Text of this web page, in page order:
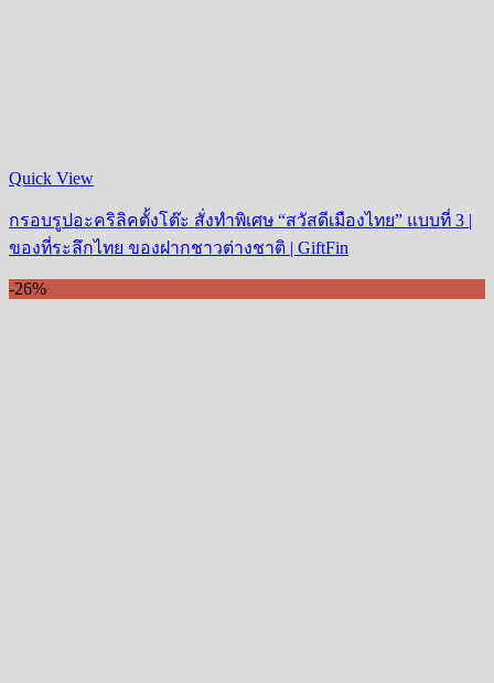
Quick View
กรอบรูปอะคริลิคตั้งโต๊ะ สั่งทำพิเศษ “สวัสดีเมืองไทย” แบบที่ 3 |
ของที่ระลึกไทย ของฝากชาวต่างชาติ | GiftFin
-26%